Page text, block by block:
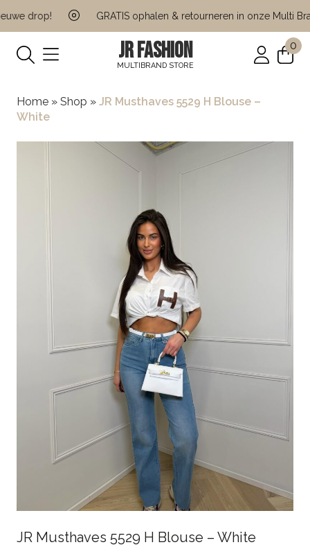
drop! GRATIS ophalen & retourneren in onze Multi
JR FASHION
MULTIBRAND STORE
0
Home » Shop » JR Musthaves 5529 H Blouse –
White
JR Musthaves 5529 H Blouse – White